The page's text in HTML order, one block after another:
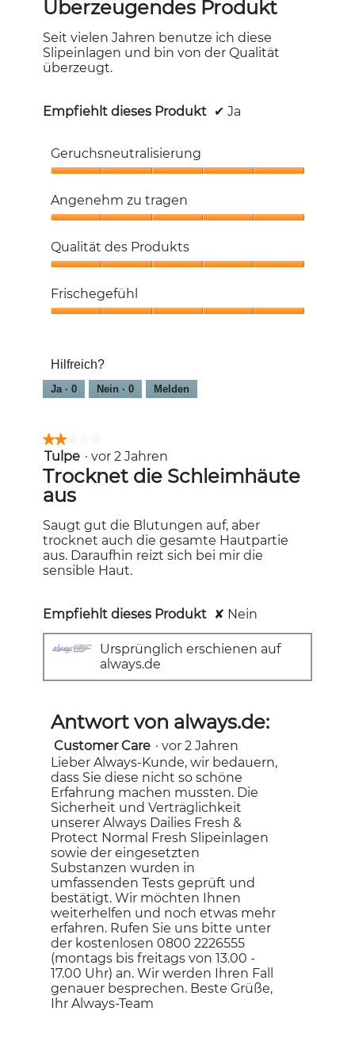
5
Sternen.
Überzeugendes Produkt
Seit vielen Jahren benutze ich diese
Slipeinlagen und bin von der Qualität
überzeugt.
Empfiehlt dieses Produkt ✔ Ja
Geruchsneutralisierung
5
von
Angenehm zu tragen
zu
tragen,
von
5
Qualität des Produkts
des
Produkts,
Frischegefühl
5
Hilfreich?
Ja · 0 Nein · 0 Melden
★★★★★
★★★★★
2
von
5
Sternen.
Tulpe · vor 2 Jahren
Trocknet die Schleimhäute
aus
Saugt gut die Blutungen auf, aber
trocknet auch die gesamte Hautpartie
aus. Daraufhin reizt sich bei mir die
sensible Haut.
Empfiehlt dieses Produkt ✘ Nein
Ursprünglich erschienen auf
always.de
Antwort von always.de:
Customer Care · vor 2 Jahren
Lieber Always-Kunde, wir bedauern,
dass Sie diese nicht so schöne
Erfahrung machen mussten. Die
Sicherheit und Verträglichkeit
unserer Always Dailies Fresh &
Protect Normal Fresh Slipeinlagen
sowie der eingesetzten
Substanzen wurden in
umfassenden Tests geprüft und
bestätigt. Wir möchten Ihnen
weiterhelfen und noch etwas mehr
erfahren. Rufen Sie uns bitte unter
der kostenlosen 0800 2226555
(montags bis freitags von 13.00 -
17.00 Uhr) an. Wir werden Ihren Fall
genauer besprechen. Beste Grüße,
Ihr Always-Team